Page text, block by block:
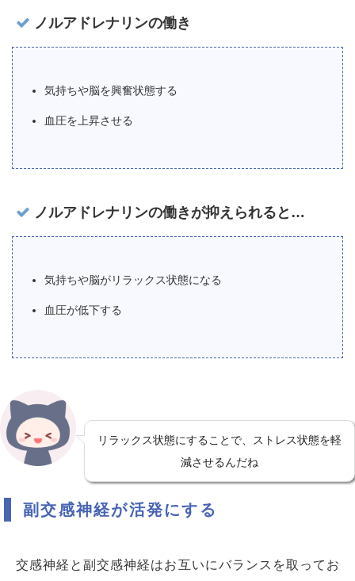
ノルアドレナリンの働き
気持ちや脳を興奮状態する
血圧を上昇させる
ノルアドレナリンの働きが抑えられると…
気持ちや脳がリラックス状態になる
血圧が低下する
リラックス状態にすることで、ストレス状態を軽
減させるんだね
副交感神経が活発にする
交感神経と副交感神経はお互いにバランスを取ってお